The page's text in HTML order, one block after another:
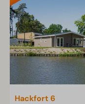
Hackfort 6